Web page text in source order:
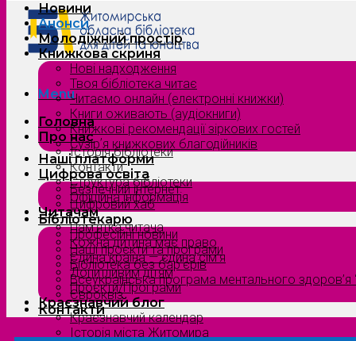
Menu
Головна
Про нас
Історія бібліотеки
Контакти
Структура бібліотеки
Офіційна інформація
Читачам
Пам’ятка читача
Кожна дитина має право
Єдина країна — єдина сім’я
Допитливим дітям
Проєкти/Програми
Краєзнавчий блог
Краєзнавчий календар
Історія міста Житомира
Новини
Анонси
Молодіжний простір
Книжкова скриня
Нові надходження
Твоя бібліотека читає
Читаємо онлайн (електронні книжки)
Книги оживають (аудіокниги)
Книжкові рекомендації зіркових гостей
Сузірʼя книжкових благодійників
Наші платформи
Цифрова освіта
Безпечний інтернет
Цифровий хаб
Бібліотекарю
Професійні новини
Наші проєкти та програми
Бібліотека без бар’єрів
Всеукраїнська програма ментального здоров’я
Євроквіз
Контакти